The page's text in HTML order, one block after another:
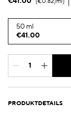
50 ml
€41.00
PRODUKTDETAILS